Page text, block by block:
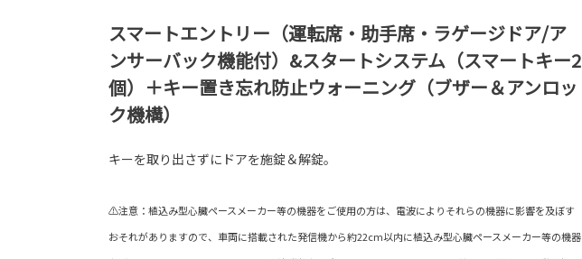
スマートエントリー（運転席・助手席・ラゲージドア/ア
ンサーバック機能付）&スタートシステム（スマートキー2
個）＋キー置き忘れ防止ウォーニング（ブザー＆アンロッ
ク機構）
キーを取り出さずにドアを施錠＆解錠。
⚠注意：植込み型心臓ペースメーカー等の機器をご使用の方は、電波によりそれらの機器に影響を及ぼす
おそれがありますので、車両に搭載された発信機から約22cm以内に植込み型心臓ペースメーカー等の機器